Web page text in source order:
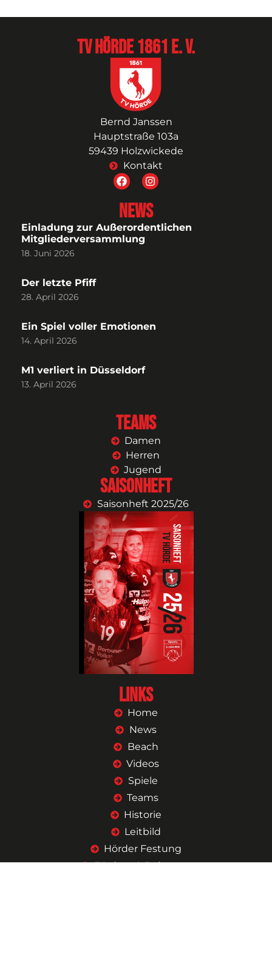
TV Hörde 1861 e. V.
Bernd Janssen
Hauptstraße 103a
59439 Holzwickede
Kontakt
News
Einladung zur Außerordentlichen
Mitgliederversammlung
18. Juni 2026
Der letzte Pfiff
28. April 2026
Ein Spiel voller Emotionen
14. April 2026
M1 verliert in Düsseldorf
13. April 2026
Teams
Damen
Herren
Jugend
Saisonheft
Saisonheft 2025/26
Links
Home
News
Beach
Videos
Spiele
Teams
Historie
Leitbild
Hörder Festung
Fördern & Beitreten